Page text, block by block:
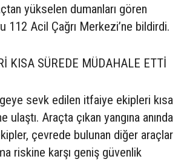
yükselen dumanları gören
112 Acil Çağrı Merkezi’ne bildirdi.
KISA SÜREDE MÜDAHALE ETTİ
sevk edilen itfaiye ekipleri kısa
Araçta çıkan yangına anında
çevrede bulunan diğer araçlar
riskine karşı geniş güvenlik